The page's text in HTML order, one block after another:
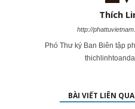
Thích
http://
Phó Thư ký Ban Biên tập
BÀI VIẾT LIÊN